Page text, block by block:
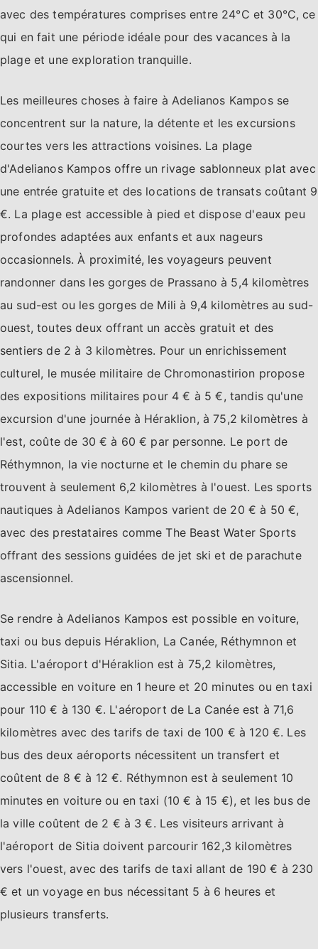
avec des températures comprises entre 24°C et 30°C, ce
qui en fait une période idéale pour des vacances à la
plage et une exploration tranquille.
Les meilleures choses à faire à Adelianos Kampos se
concentrent sur la nature, la détente et les excursions
courtes vers les attractions voisines. La plage
d'Adelianos Kampos offre un rivage sablonneux plat avec
une entrée gratuite et des locations de transats coûtant 9
€. La plage est accessible à pied et dispose d'eaux peu
profondes adaptées aux enfants et aux nageurs
occasionnels. À proximité, les voyageurs peuvent
randonner dans les gorges de Prassano à 5,4 kilomètres
au sud-est ou les gorges de Mili à 9,4 kilomètres au sud-
ouest, toutes deux offrant un accès gratuit et des
sentiers de 2 à 3 kilomètres. Pour un enrichissement
culturel, le musée militaire de Chromonastirion propose
des expositions militaires pour 4 € à 5 €, tandis qu'une
excursion d'une journée à Héraklion, à 75,2 kilomètres à
l'est, coûte de 30 € à 60 € par personne. Le port de
Réthymnon, la vie nocturne et le chemin du phare se
trouvent à seulement 6,2 kilomètres à l'ouest. Les sports
nautiques à Adelianos Kampos varient de 20 € à 50 €,
avec des prestataires comme The Beast Water Sports
offrant des sessions guidées de jet ski et de parachute
ascensionnel.
Se rendre à Adelianos Kampos est possible en voiture,
taxi ou bus depuis Héraklion, La Canée, Réthymnon et
Sitia. L'aéroport d'Héraklion est à 75,2 kilomètres,
accessible en voiture en 1 heure et 20 minutes ou en taxi
pour 110 € à 130 €. L'aéroport de La Canée est à 71,6
kilomètres avec des tarifs de taxi de 100 € à 120 €. Les
bus des deux aéroports nécessitent un transfert et
coûtent de 8 € à 12 €. Réthymnon est à seulement 10
minutes en voiture ou en taxi (10 € à 15 €), et les bus de
la ville coûtent de 2 € à 3 €. Les visiteurs arrivant à
l'aéroport de Sitia doivent parcourir 162,3 kilomètres
vers l'ouest, avec des tarifs de taxi allant de 190 € à 230
€ et un voyage en bus nécessitant 5 à 6 heures et
plusieurs transferts.